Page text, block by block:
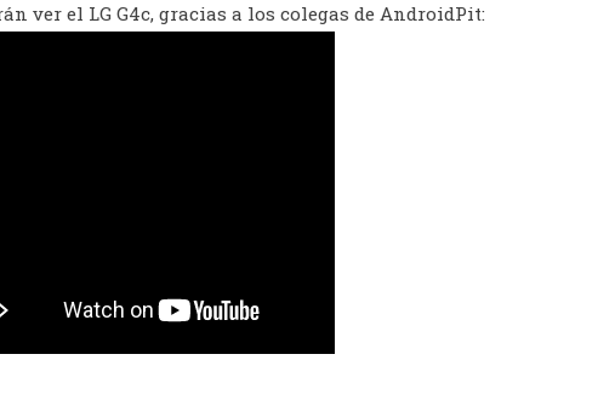
ver el LG G4c, gracias a los colegas de AndroidPit: